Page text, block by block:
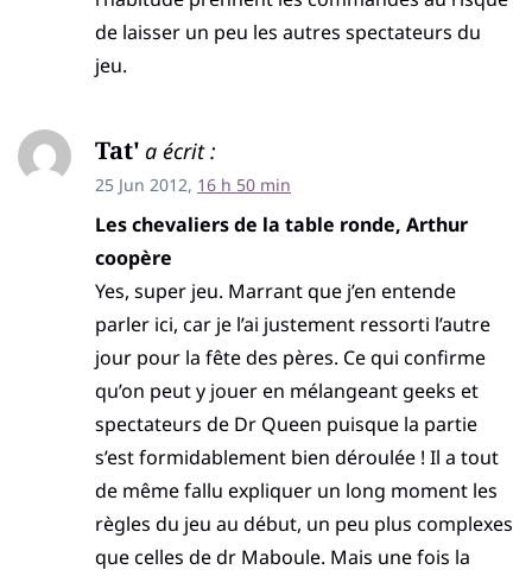
de laisser un peu les autres spectateurs du
jeu.
Tat' a écrit :
25 Jun 2012, 16 h 50 min
Les chevaliers de la table ronde, Arthur
coopère
Yes, super jeu. Marrant que j’en entende
parler ici, car je l’ai justement ressorti l’autre
jour pour la fête des pères. Ce qui confirme
qu’on peut y jouer en mélangeant geeks et
spectateurs de Dr Queen puisque la partie
s’est formidablement bien déroulée ! Il a tout
de même fallu expliquer un long moment les
règles du jeu au début, un peu plus complexes
que celles de dr Maboule. Mais une fois la